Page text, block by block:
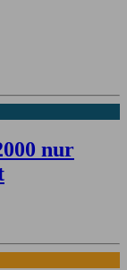
nur